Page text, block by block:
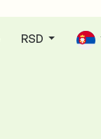
RSD